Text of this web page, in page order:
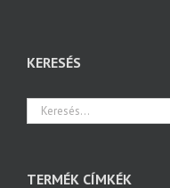
KERESÉS
Keresés...
TERMÉK CÍMKÉK